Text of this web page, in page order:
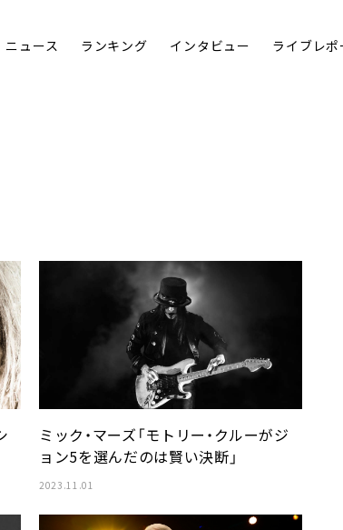
ニュース ランキング インタビュー ライブレポ
ミック・マーズ「モトリー・クルーがジ
ョン5を選んだのは賢い決断」
2023.11.01